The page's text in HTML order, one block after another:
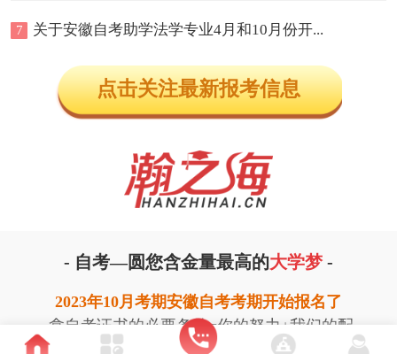
7 关于安徽自考助学法学专业4月和10月份开...
点击关注最新报考信息
- 自考—圆您含金量最高的大学梦 -
2023年10月考期安徽自考考期开始报名了
拿自考证书的必要条件=你的努力+我们的配
合让我们的平时成绩无忧才能 通过考试